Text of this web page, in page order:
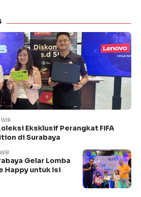
Eksklusif Perangkat FIFA
di Surabaya
Gelar Lomba
Happy untuk Isi